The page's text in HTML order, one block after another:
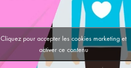
Cliquez pour accepter les cookies marketing et
activer ce contenu